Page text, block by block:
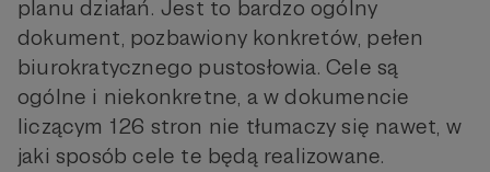
planu działań. Jest to bardzo ogólny
dokument, pozbawiony konkretów, pełen
biurokratycznego pustosłowia. Cele są
ogólne i niekonkretne, a w dokumencie
liczącym 126 stron nie tłumaczy się nawet, w
jaki sposób cele te będą realizowane.